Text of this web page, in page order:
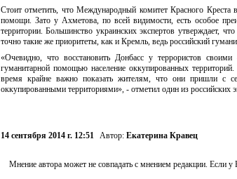
Стоит отметить, что Международный комитет Красного Креста
помощи. Зато у Ахметова, по всей видимости, есть особое
территории. Большинство украинских экспертов утверждает,
точно такие же приоритеты, как и Кремль, ведь российский
«Очевидно, что восстановить Донбасс у террористов
гуманитарной помощью население оккупированных
время крайне важно показать жителям, что они пришли с
оккупированными территориями», - отметил один из российских
14 сентября 2014 г. 12:51 Автор: Екатерина Кравец
Мнение автора может не совпадать с мнением редакции. Если